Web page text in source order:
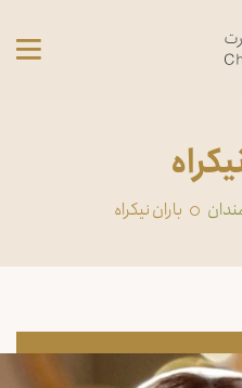
باران نیکراه